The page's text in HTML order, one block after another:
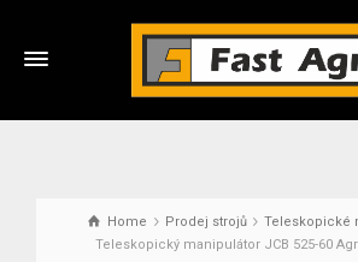
Home Prodej strojů
Teleskopické
Teleskopický manipulátor JCB 525-60